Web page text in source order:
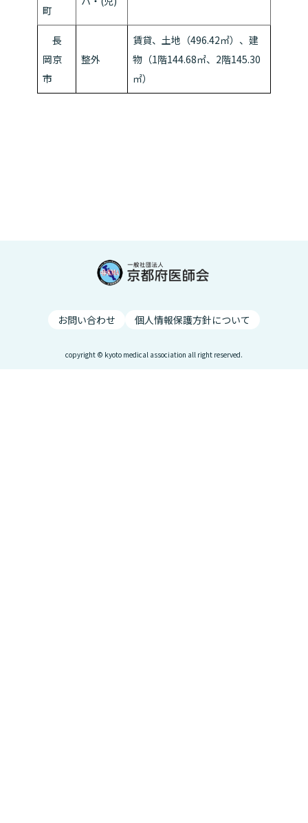
町
長
岡京
市
整外
賃貸、土地（496.42㎡）、建
物（1階144.68㎡、2階145.30
㎡）
お問い合わせ 個人情報保護方針について
copyright © kyoto medical association all right reserved.